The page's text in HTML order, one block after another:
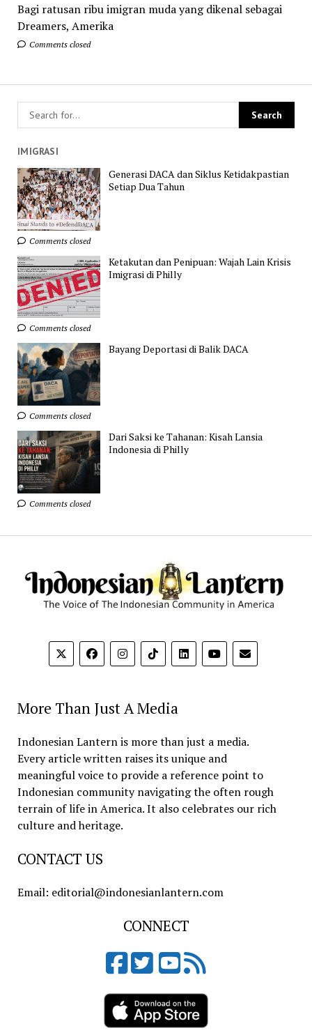
Bagi ratusan ribu imigran muda yang dikenal sebagai
Dreamers, Amerika
Comments closed
IMIGRASI
Generasi DACA dan Siklus Ketidakpastian
Setiap Dua Tahun
Comments closed
Ketakutan dan Penipuan: Wajah Lain Krisis
Imigrasi di Philly
Comments closed
Bayang Deportasi di Balik DACA
Comments closed
Dari Saksi ke Tahanan: Kisah Lansia
Indonesia di Philly
Comments closed
More Than Just A Media
Indonesian Lantern is more than just a media.
Every article written raises its unique and
meaningful voice to provide a reference point to
Indonesian community navigating the often rough
terrain of life in America. It also celebrates our rich
culture and heritage.
CONTACT US
Email: editorial@indonesianlantern.com
CONNECT